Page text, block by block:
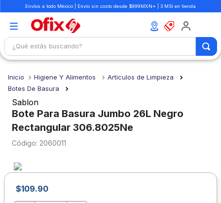
Envíos a todo México | Envío sin costo desde $999MXN* | 3 MSI en tienda
¿Qué estás buscando?
Higiene Y Alimentos
Articulos de Limpieza
Botes De Basura
Sablon
Bote Para Basura Jumbo 26L Negro
Rectangular 306.8025Ne
: 2060011
$109.90
1.
mochilas
2
3.
cuaderno
4.
cuadernos
colores
6.
7.
escritorio